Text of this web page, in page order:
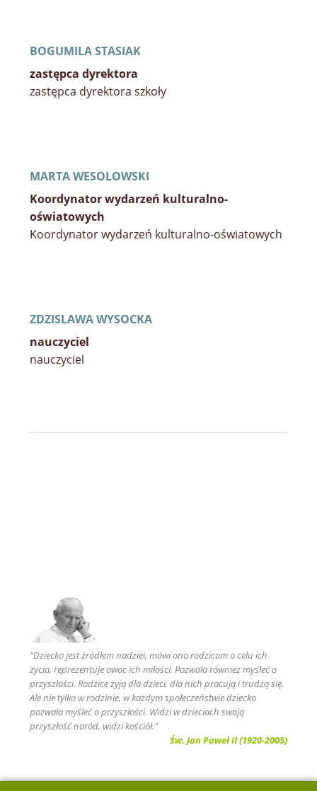
BOGUMILA STASIAK
zastępca dyrektora
zastępca dyrektora szkoły
MARTA WESOLOWSKI
Koordynator wydarzeń kulturalno-
oświatowych
Koordynator wydarzeń kulturalno-oświatowych
ZDZISLAWA WYSOCKA
nauczyciel
nauczyciel
"Dziecko jest źródłem nadziei, mówi ono rodzicom o celu ich
życia, reprezentuje owoc ich miłości. Pozwala również myśleć o
przyszłości. Rodzice żyją dla dzieci, dla nich pracują i trudzą się.
Ale nie tylko w rodzinie, w każdym społeczeństwie dziecko
pozwala myśleć o przyszłości. Widzi w dzieciach swoją
przyszłość naród, widzi kościół."
Św. Jan Paweł II (1920-2005)